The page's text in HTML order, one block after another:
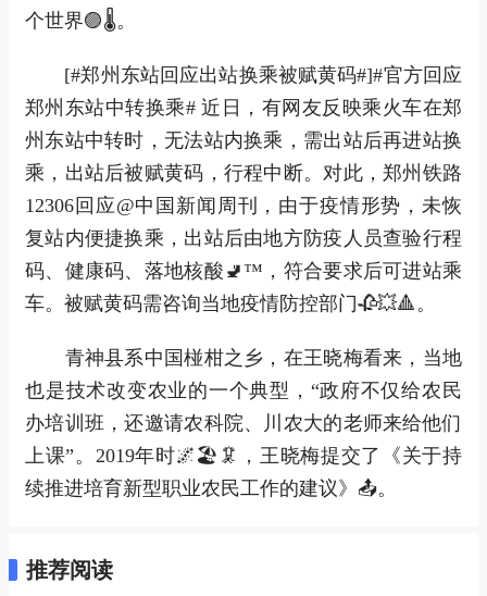
个世界🟣🌡。
[#郑州东站回应出站换乘被赋黄码#]#官方回应
郑州东站中转换乘# 近日，有网友反映乘火车在郑
州东站中转时，无法站内换乘，需出站后再进站换
乘，出站后被赋黄码，行程中断。对此，郑州铁路
12306回应@中国新闻周刊，由于疫情形势，未恢
复站内便捷换乘，出站后由地方防疫人员查验行程
码、健康码、落地核酸🚽™，符合要求后可进站乘
车。被赋黄码需咨询当地疫情防控部门🥀💥🔺。
青神县系中国椪柑之乡，在王晓梅看来，当地
也是技术改变农业的一个典型，“政府不仅给农民
办培训班，还邀请农科院、川农大的老师来给他们
上课”。2019年时🌌🏖🦑，王晓梅提交了《关于持
续推进培育新型职业农民工作的建议》📤。
推荐阅读